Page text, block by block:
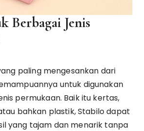
Berbagai Jenis
paling mengesankan dari
untuk digunakan
permukaan. Baik itu kertas,
bahkan plastik, Stabilo dapat
yang tajam dan menarik tanpa